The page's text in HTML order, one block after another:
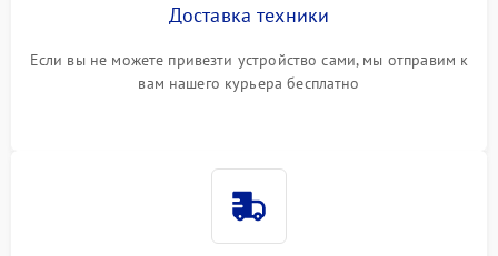
Доставка техники
Если вы не можете привезти устройство сами, мы отправим к
вам нашего курьера бесплатно